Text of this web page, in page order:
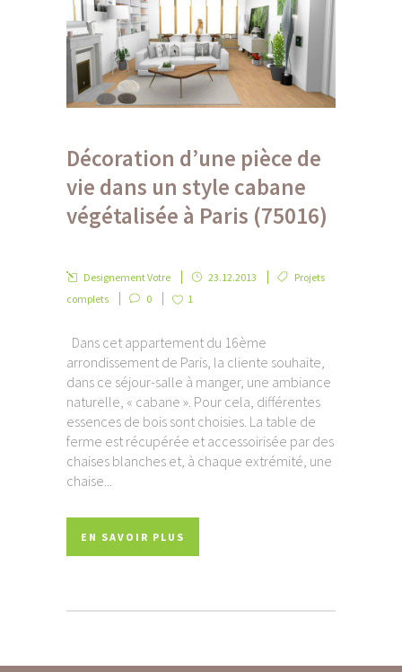
Décoration d’une pièce de
vie dans un style cabane
végétalisée à Paris (75016)
Designement Votre 23.12.2013
Projets
complets
0 1
Dans cet appartement du 16ème
arrondissement de Paris, la cliente souhaite,
dans ce séjour-salle à manger, une ambiance
naturelle, « cabane ». Pour cela, différentes
essences de bois sont choisies. La table de
ferme est récupérée et accessoirisée par des
chaises blanches et, à chaque extrémité, une
chaise...
EN SAVOIR PLUS